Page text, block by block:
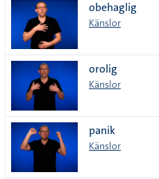
obehaglig
Känslor
orolig
Känslor
panik
Känslor